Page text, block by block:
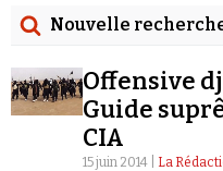
Vidéos
Revues
Nouvelle
Date
Rechercher dans tous
Offensive
Guide
CIA
15 juin 2014 | La